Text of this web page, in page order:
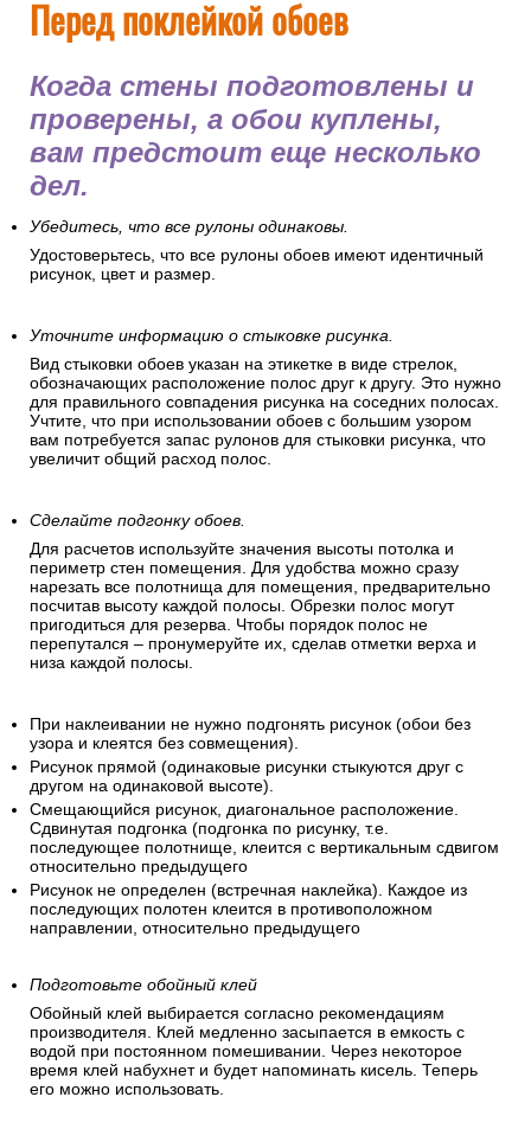
Перед поклейкой обоев
Когда стены подготовлены и
проверены, а обои куплены,
вам предстоит еще несколько
дел.
Убедитесь, что все рулоны одинаковы.
Удостоверьтесь, что все рулоны обоев имеют идентичный
рисунок, цвет и размер.
Уточните информацию о стыковке рисунка.
Вид стыковки обоев указан на этикетке в виде стрелок,
обозначающих расположение полос друг к другу. Это нужно
для правильного совпадения рисунка на соседних полосах.
Учтите, что при использовании обоев с большим узором
вам потребуется запас рулонов для стыковки рисунка, что
увеличит общий расход полос.
Сделайте подгонку обоев.
Для расчетов используйте значения высоты потолка и
периметр стен помещения. Для удобства можно сразу
нарезать все полотнища для помещения, предварительно
посчитав высоту каждой полосы. Обрезки полос могут
пригодиться для резерва. Чтобы порядок полос не
перепутался – пронумеруйте их, сделав отметки верха и
низа каждой полосы.
При наклеивании не нужно подгонять рисунок (обои без
узора и клеятся без совмещения).
Рисунок прямой (одинаковые рисунки стыкуются друг с
другом на одинаковой высоте).
Смещающийся рисунок, диагональное расположение.
Сдвинутая подгонка (подгонка по рисунку, т.е.
последующее полотнище, клеится с вертикальным сдвигом
относительно предыдущего
Рисунок не определен (встречная наклейка). Каждое из
последующих полотен клеится в противоположном
направлении, относительно предыдущего
Подготовьте обойный клей
Обойный клей выбирается согласно рекомендациям
производителя. Клей медленно засыпается в емкость с
водой при постоянном помешивании. Через некоторое
время клей набухнет и будет напоминать кисель. Теперь
его можно использовать.